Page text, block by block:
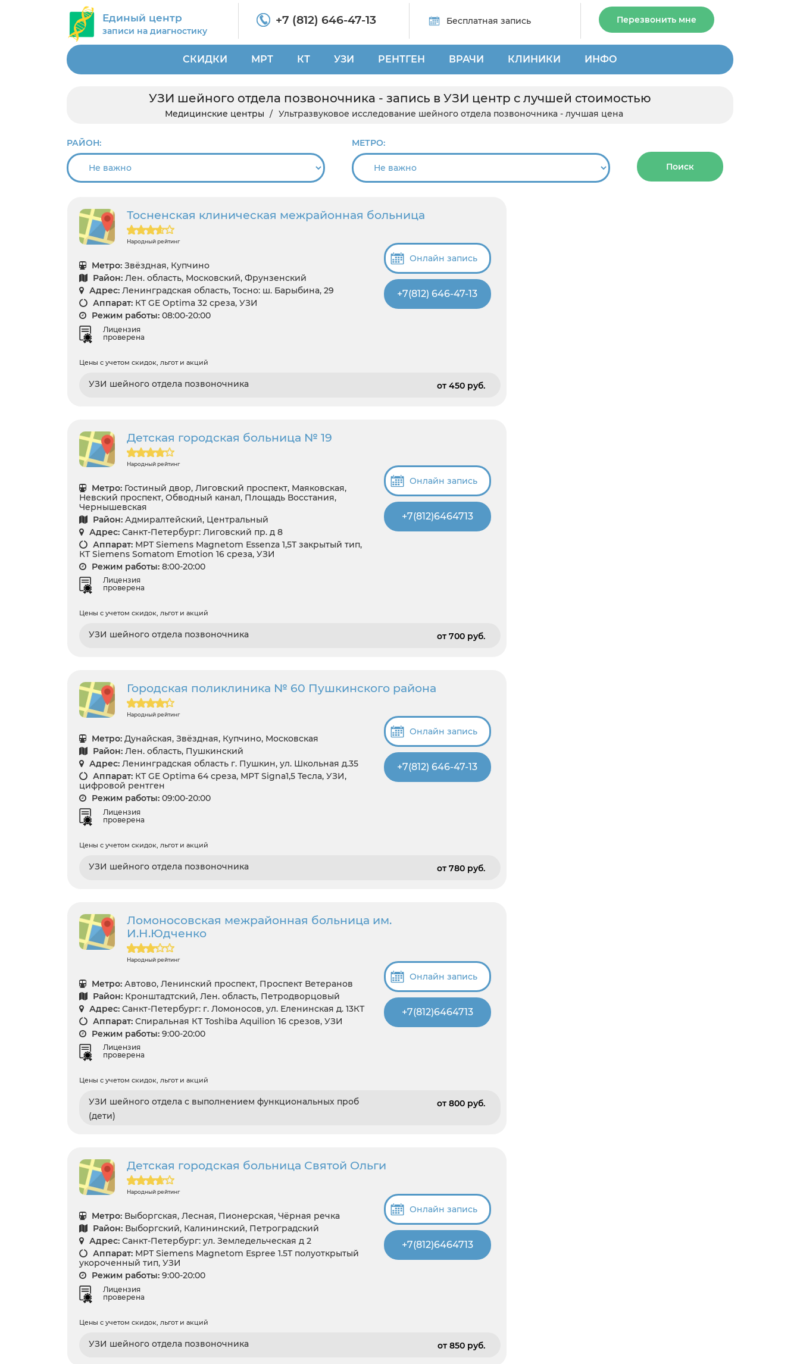
Единый центр
записи на диагностику
+7 (812) 646-47-13 Бесплатная запись Перезвонить мне
СКИДКИ МРТ КТ УЗИ РЕНТГЕН ВРАЧИ КЛИНИКИ ИНФО
УЗИ шейного отдела позвоночника - запись в УЗИ центр с лучшей стоимостью
Медицинские центры Ультразвуковое исследование шейного отдела позвоночника - лучшая цена
РАЙОН: МЕТРО:
Поиск
Тосненская клиническая межрайонная больница
Народный рейтинг
Метро: Звёздная, Купчино
Район: Лен. область, Московский, Фрунзенский
Адрес: Ленинградская область, Тосно: ш. Барыбина, 29
Аппарат: КТ GE Optima 32 среза, УЗИ
Режим работы: 08:00-20:00
Лицензия
проверена
Онлайн запись
+7(812) 646-47-13
Цены с учетом скидок, льгот и акций
УЗИ шейного отдела позвоночника от 450 pуб.
Детская городская больница № 19
Народный рейтинг
Метро: Гостиный двор, Лиговский проспект, Маяковская,
Невский проспект, Обводный канал, Площадь Восстания,
Чернышевская
Район: Адмиралтейский, Центральный
Адрес: Санкт-Петербург: Лиговский пр. д 8
Аппарат: МРТ Siemens Magnetom Essenza 1,5T закрытый тип,
КТ Siemens Somatom Emotion 16 среза, УЗИ
Режим работы: 8:00-20:00
Лицензия
проверена
Онлайн запись
+7(812)6464713
Цены с учетом скидок, льгот и акций
УЗИ шейного отдела позвоночника от 700 pуб.
Городская поликлиника № 60 Пушкинского района
Народный рейтинг
Метро: Дунайская, Звёздная, Купчино, Московская
Район: Лен. область, Пушкинский
Адрес: Ленинградская область г. Пушкин, ул. Школьная д.35
Аппарат: КТ GE Optima 64 среза, МРТ Signa1,5 Тесла, УЗИ,
цифровой рентген
Режим работы: 09:00-20:00
Лицензия
проверена
Онлайн запись
+7(812) 646-47-13
Цены с учетом скидок, льгот и акций
УЗИ шейного отдела позвоночника от 780 pуб.
Ломоносовская межрайонная больница им.
И.Н.Юдченко
Народный рейтинг
Метро: Автово, Ленинский проспект, Проспект Ветеранов
Район: Кронштадтский, Лен. область, Петродворцовый
Адрес: Санкт-Петербург: г. Ломоносов, ул. Еленинская д. 13КТ
Аппарат: Спиральная КТ Toshiba Aquilion 16 срезов, УЗИ
Режим работы: 9:00-20:00
Лицензия
проверена
Онлайн запись
+7(812)6464713
Цены с учетом скидок, льгот и акций
УЗИ шейного отдела с выполнением функциональных проб
(дети)
от 800 pуб.
Детская городская больница Святой Ольги
Народный рейтинг
Метро: Выборгская, Лесная, Пионерская, Чёрная речка
Район: Выборгский, Калининский, Петроградский
Адрес: Санкт-Петербург: ул. Земледельческая д 2
Аппарат: МРТ Siemens Magnetom Espree 1.5T полуоткрытый
укороченный тип, УЗИ
Режим работы: 9:00-20:00
Лицензия
проверена
Онлайн запись
+7(812)6464713
Цены с учетом скидок, льгот и акций
УЗИ шейного отдела позвоночника от 850 pуб.